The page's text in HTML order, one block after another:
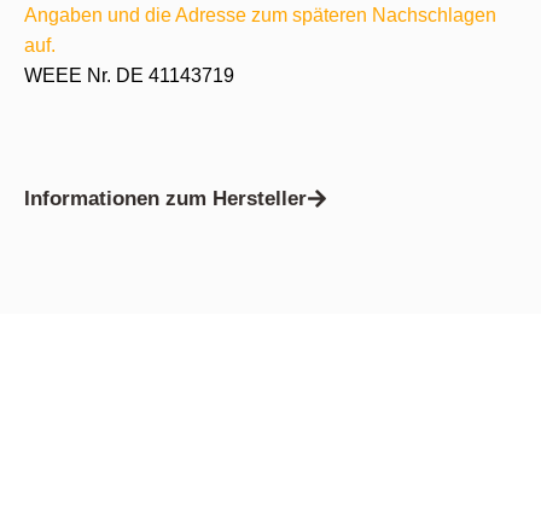
Angaben und die Adresse zum späteren Nachschlagen
auf.
WEEE Nr. DE 41143719
Informationen zum Hersteller